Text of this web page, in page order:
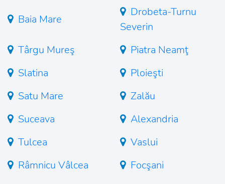
Baia Mare
Drobeta-Turnu
Severin
Târgu Mureş
Piatra Neamţ
Slatina
Ploieşti
Satu Mare
Zalău
Suceava
Alexandria
Tulcea
Vaslui
Râmnicu Vâlcea
Focşani